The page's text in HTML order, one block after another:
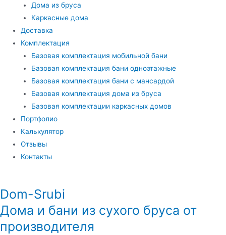
Дома из бруса
Каркасные дома
Доставка
Комплектация
Базовая комплектация мобильной бани
Базовая комплектация бани одноэтажные
Базовая комплектация бани с мансардой
Базовая комплектация дома из бруса
Базовая комплектации каркасных домов
Портфолио
Калькулятор
Отзывы
Контакты
Dom-Srubi
Дома и бани из сухого бруса от
производителя